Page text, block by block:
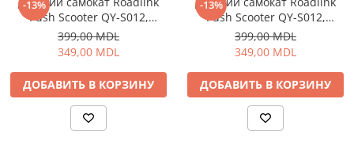
Личный уход
Машинки для стрижки
Плойки и утюжки
Фен щетки для волос
Фены для волос
-13%
Push Scooter QY-S012,
голубой
399,00 MDL
349,00 MDL
ДОБАВИТЬ В КОРЗИНУ
-13%
Push Scooter QY-S012,
Зеленый
399,00 MDL
349,00 MDL
ДОБАВИТЬ В КОРЗИНУ